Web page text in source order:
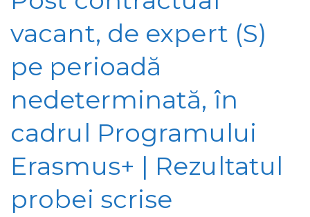
vacant, de expert (S)
pe perioadă
nedeterminată, în
cadrul Programului
Erasmus+ | Rezultatul
probei scrise